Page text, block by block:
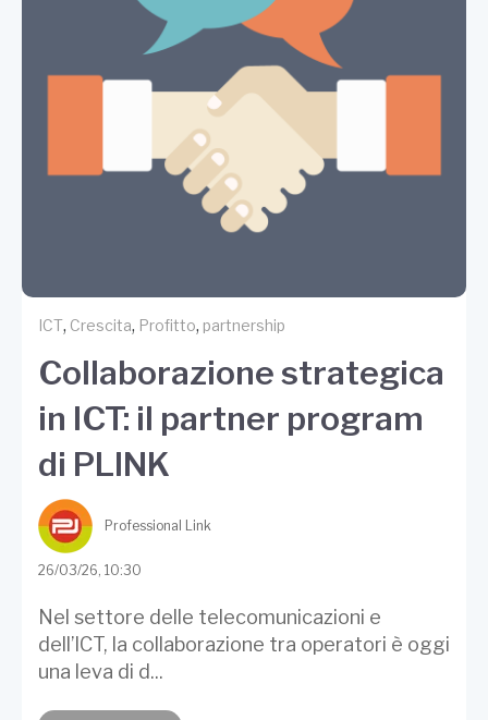
ICT, Crescita, Profitto, partnership
Collaborazione strategica
in ICT: il partner program
di PLINK
Professional Link
26/03/26, 10:30
Nel settore delle telecomunicazioni e
dell’ICT, la collaborazione tra operatori è oggi
una leva di d...